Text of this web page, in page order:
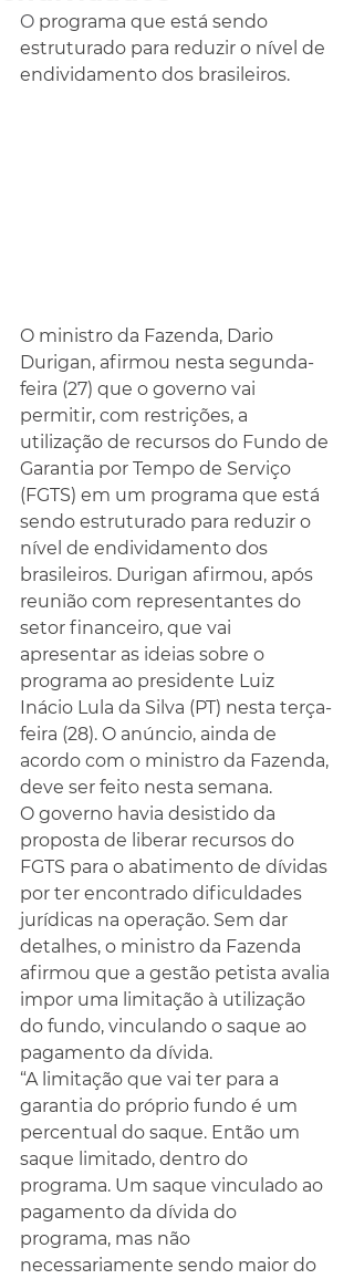
O programa que está sendo
estruturado para reduzir o nível de
endividamento dos brasileiros.
O ministro da Fazenda, Dario
Durigan, afirmou nesta segunda-
feira (27) que o governo vai
permitir, com restrições, a
utilização de recursos do Fundo de
Garantia por Tempo de Serviço
(FGTS) em um programa que está
sendo estruturado para reduzir o
nível de endividamento dos
brasileiros. Durigan afirmou, após
reunião com representantes do
setor financeiro, que vai
apresentar as ideias sobre o
programa ao presidente Luiz
Inácio Lula da Silva (PT) nesta terça-
feira (28). O anúncio, ainda de
acordo com o ministro da Fazenda,
deve ser feito nesta semana.
O governo havia desistido da
proposta de liberar recursos do
FGTS para o abatimento de dívidas
por ter encontrado dificuldades
jurídicas na operação. Sem dar
detalhes, o ministro da Fazenda
afirmou que a gestão petista avalia
impor uma limitação à utilização
do fundo, vinculando o saque ao
pagamento da dívida.
“A limitação que vai ter para a
garantia do próprio fundo é um
percentual do saque. Então um
saque limitado, dentro do
programa. Um saque vinculado ao
pagamento da dívida do
programa, mas não
necessariamente sendo maior do